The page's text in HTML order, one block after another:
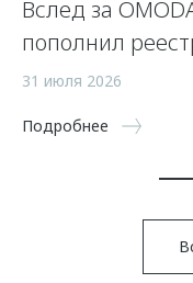
Вслед за
пополнил
31 июля 2026
Подробнее